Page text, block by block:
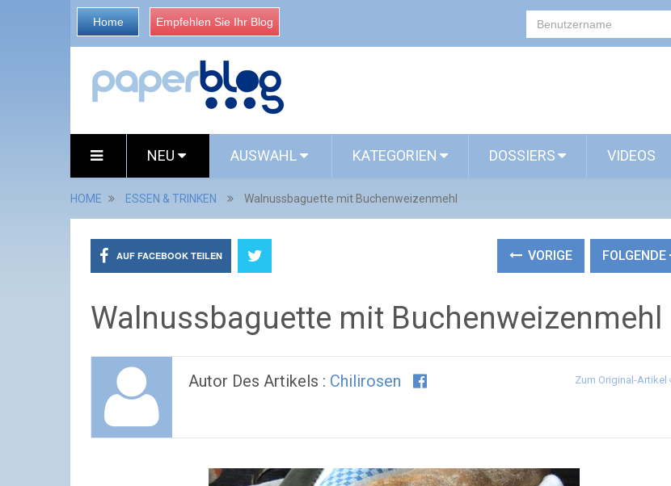
Home Empfehlen Sie Ihr Blog
NEU AUSWAHL KATEGORIEN DOSSIERS VIDEOS
HOME ESSEN & TRINKEN Walnussbaguette mit Buchenweizenmehl
AUF FACEBOOK TEILEN VORIGE FOLGENDE
Walnussbaguette mit Buchenweizenmehl
Autor Des Artikels : Chilirosen Zum Original-Artikel